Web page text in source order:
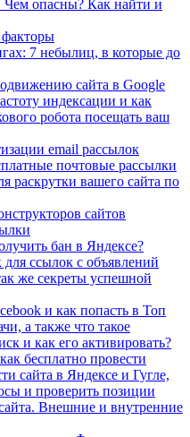
Чем опасны? Как найти и
7 небылиц, в которые до
сайта в Google
индексации и как
робота посещать ваш
email рассылок
почтовые рассылки
раскрутки вашего сайта по
сайтов
бан в Яндексе?
для ссылок с объявлений
же секреты успешной
и как попасть в Топ
а также что такое
и как его активировать?
бесплатно провести
сайта в Яндексе и Гугле,
и проверить позиции
Внешние и внутренние